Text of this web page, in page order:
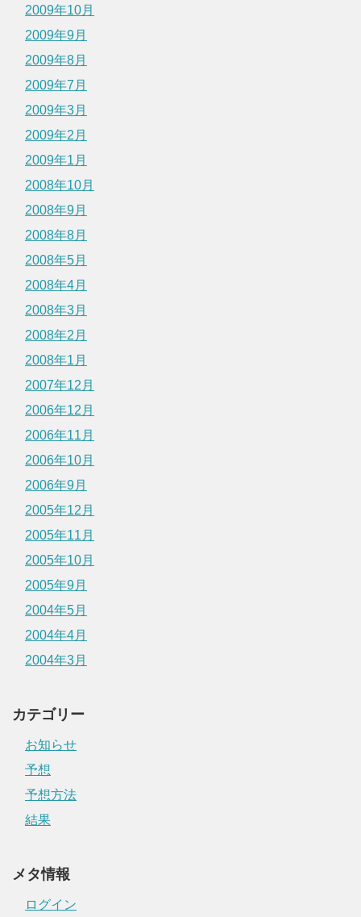
2009年10月
2009年9月
2009年8月
2009年7月
2009年3月
2009年2月
2009年1月
2008年10月
2008年9月
2008年8月
2008年5月
2008年4月
2008年3月
2008年2月
2008年1月
2007年12月
2006年12月
2006年11月
2006年10月
2006年9月
2005年12月
2005年11月
2005年10月
2005年9月
2004年5月
2004年4月
2004年3月
カテゴリー
お知らせ
予想
予想方法
結果
メタ情報
ログイン